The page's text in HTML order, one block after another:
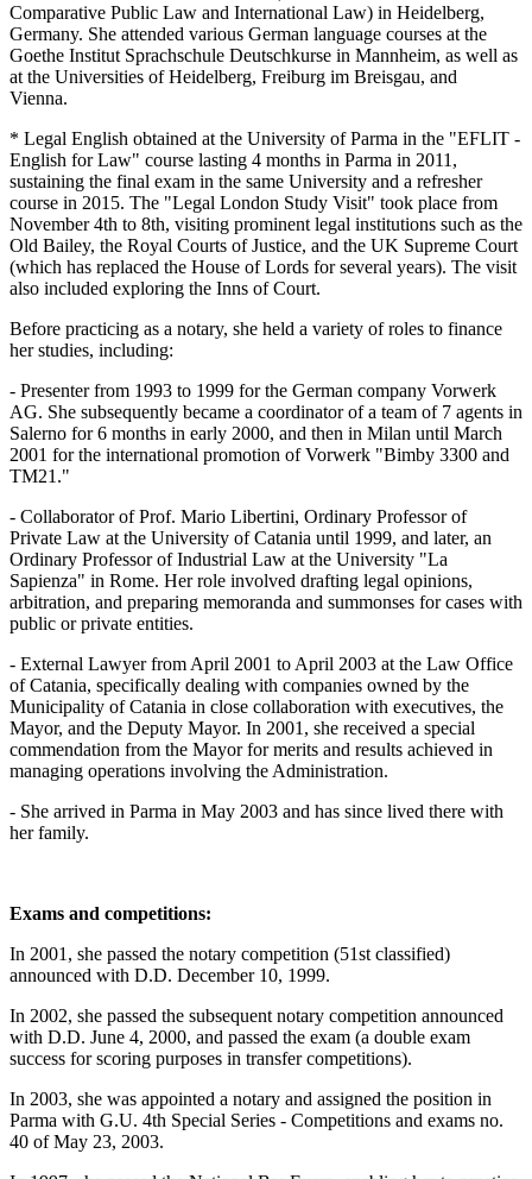
Comparative Public Law and International Law) in Heidelberg,
Germany. She attended various German language courses at the
Goethe Institut Sprachschule Deutschkurse in Mannheim, as well as
at the Universities of Heidelberg, Freiburg im Breisgau, and
Vienna.
* Legal English obtained at the University of Parma in the "EFLIT -
English for Law" course lasting 4 months in Parma in 2011,
sustaining the final exam in the same University and a refresher
course in 2015. The "Legal London Study Visit" took place from
November 4th to 8th, visiting prominent legal institutions such as the
Old Bailey, the Royal Courts of Justice, and the UK Supreme Court
(which has replaced the House of Lords for several years). The visit
also included exploring the Inns of Court.
Before practicing as a notary, she held a variety of roles to finance
her studies, including:
- Presenter from 1993 to 1999 for the German company Vorwerk
AG. She subsequently became a coordinator of a team of 7 agents in
Salerno for 6 months in early 2000, and then in Milan until March
2001 for the international promotion of Vorwerk "Bimby 3300 and
TM21."
- Collaborator of Prof. Mario Libertini, Ordinary Professor of
Private Law at the University of Catania until 1999, and later, an
Ordinary Professor of Industrial Law at the University "La
Sapienza" in Rome. Her role involved drafting legal opinions,
arbitration, and preparing memoranda and summonses for cases with
public or private entities.
- External Lawyer from April 2001 to April 2003 at the Law Office
of Catania, specifically dealing with companies owned by the
Municipality of Catania in close collaboration with executives, the
Mayor, and the Deputy Mayor. In 2001, she received a special
commendation from the Mayor for merits and results achieved in
managing operations involving the Administration.
- She arrived in Parma in May 2003 and has since lived there with
her family.
Exams and competitions:
In 2001, she passed the notary competition (51st classified)
announced with D.D. December 10, 1999.
In 2002, she passed the subsequent notary competition announced
with D.D. June 4, 2000, and passed the exam (a double exam
success for scoring purposes in transfer competitions).
In 2003, she was appointed a notary and assigned the position in
Parma with G.U. 4th Special Series - Competitions and exams no.
40 of May 23, 2003.